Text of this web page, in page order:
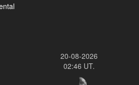
20-08-2026
02:46 UT.